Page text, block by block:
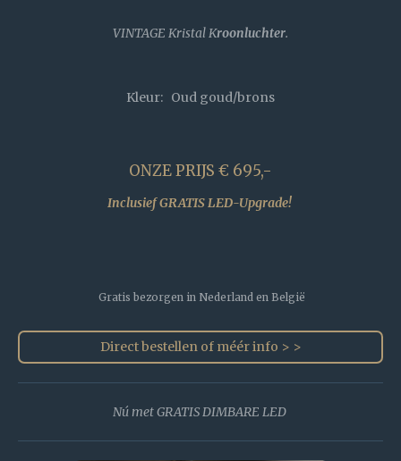
VINTAGE Kristal Kroonluchter.
Kleur: Oud goud/brons
ONZE PRIJS € 695,-
Inclusief GRATIS LED-Upgrade!
Gratis bezorgen in Nederland en België
Direct bestellen of méér info > >
Nú met GRATIS DIMBARE LED